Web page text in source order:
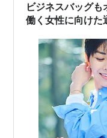
ビジネスバッグも
働く女性に向けた